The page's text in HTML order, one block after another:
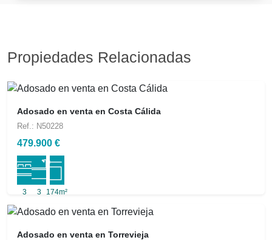
Propiedades Relacionadas
Adosado en venta en Costa Cálida
Ref.: N50228
479.900 €
3 3 174m²
Adosado en venta en Torrevieja